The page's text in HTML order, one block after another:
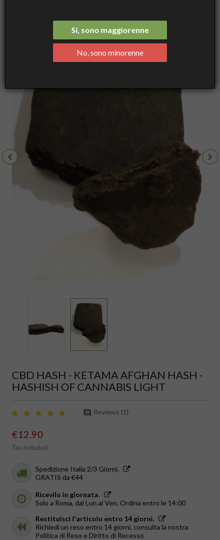
CBD HASH - KETAMA AFGHAN HASH -
HASHISH OF CANNABIS LIGHT
 Reviews (1)
€12.90
Tax included
Spedizione Italia 2/3 Giorni.
GRATIS da €44
Ricevilo in giornata.
Solo a Roma, dal Lun al Ven. Ordina entro le 14:00
Restituisci l'articolo entro 14 giorni.
Richiedi un reso entro 14 giorni, consulta la nostra
Politica di Reso e Diritto di Recesso
Si, sono maggiorenne
No, sono minorenne